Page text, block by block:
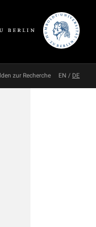
zur Recherche EN / DE